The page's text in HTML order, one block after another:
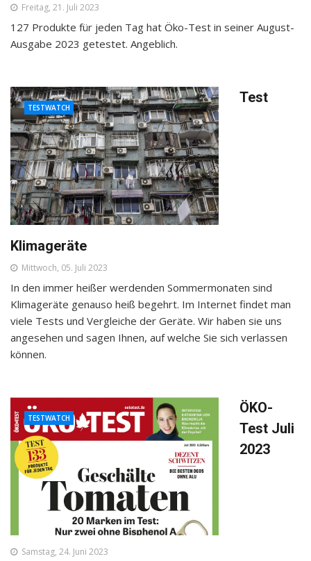
Freitag, 21. Juli 2023
127 Produkte für jeden Tag hat Öko-Test in seiner August-
Ausgabe 2023 getestet. Angeblich.
Test
Klimageräte
TESTWATCH
Mittwoch, 05. Juli 2023
In den immer heißer werdenden Sommermonaten sind
Klimageräte genauso heiß begehrt. Im Internet findet man
viele Tests und Vergleiche der Geräte. Wir haben sie uns
angesehen und sagen Ihnen, auf welche Sie sich verlassen
können.
ÖKO-
Test Juli
2023
TESTWATCH
Samstag, 24. Juni 2023